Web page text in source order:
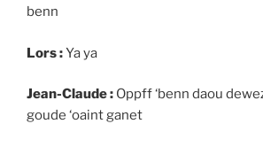
benn
Lors :Ya ya
Jean-Claude : Oppff ‘benn daou
goude ‘oaint ganet